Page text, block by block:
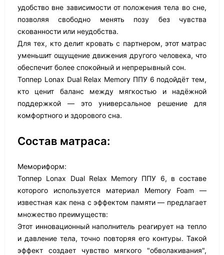
удобство вне зависимости от положения тела во сне,
позволяя свободно менять позу без чувства
скованности или неудобства.
Для тех, кто делит кровать с партнером, этот матрас
уменьшит ощущение движения другого человека, что
обеспечит более спокойный и непрерывный сон.
Топпер Lonax Dual Relax Memory ППУ 6 подойдёт тем,
кто ценит баланс между мягкостью и надёжной
поддержкой — это универсальное решение для
комфортного и здорового сна.
Состав матраса:
Мемориформ:
Топпер Lonax Dual Relax Memory ППУ 6, в составе
которого используется материал Memory Foam —
известная как пена с эффектом памяти — предлагает
множество преимуществ:
Этот инновационный наполнитель реагирует на тепло
и давление тела, точно повторяя его контуры. Такой
эффект создает чувство мягкого "обволакивания",